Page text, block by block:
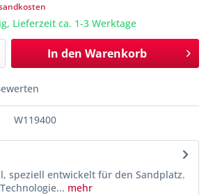
Lieferzeit ca. 1-3 Werktage
In den Warenkorb
W119400
speziell entwickelt für den Sandplatz.
mehr